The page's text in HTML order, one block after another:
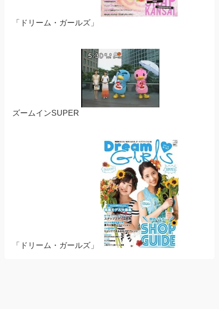
「ドリーム・ガールズ」
ズームインSUPER
「ドリーム・ガールズ」